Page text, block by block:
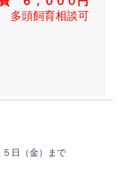
多頭飼育相談可
日（金）まで